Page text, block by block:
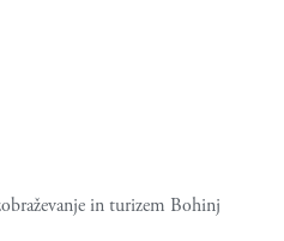
in turizem Bohinj